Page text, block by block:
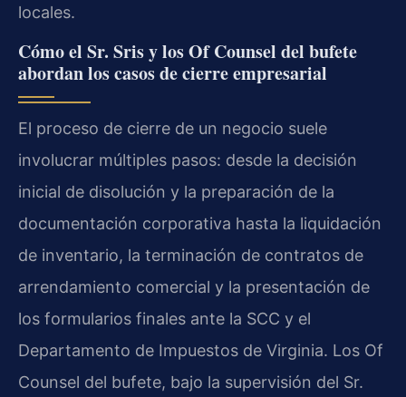
locales.
Cómo el Sr. Sris y los Of Counsel del bufete
abordan los casos de cierre empresarial
El proceso de cierre de un negocio suele
involucrar múltiples pasos: desde la decisión
inicial de disolución y la preparación de la
documentación corporativa hasta la liquidación
de inventario, la terminación de contratos de
arrendamiento comercial y la presentación de
los formularios finales ante la SCC y el
Departamento de Impuestos de Virginia. Los Of
Counsel del bufete, bajo la supervisión del Sr.